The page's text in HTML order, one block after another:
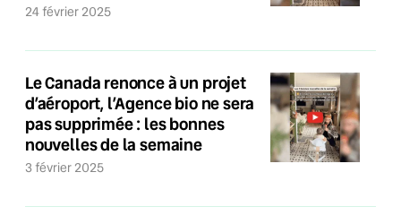
24 février 2025
Le Canada renonce à un projet
d’aéroport, l’Agence bio ne sera
pas supprimée : les bonnes
nouvelles de la semaine
3 février 2025